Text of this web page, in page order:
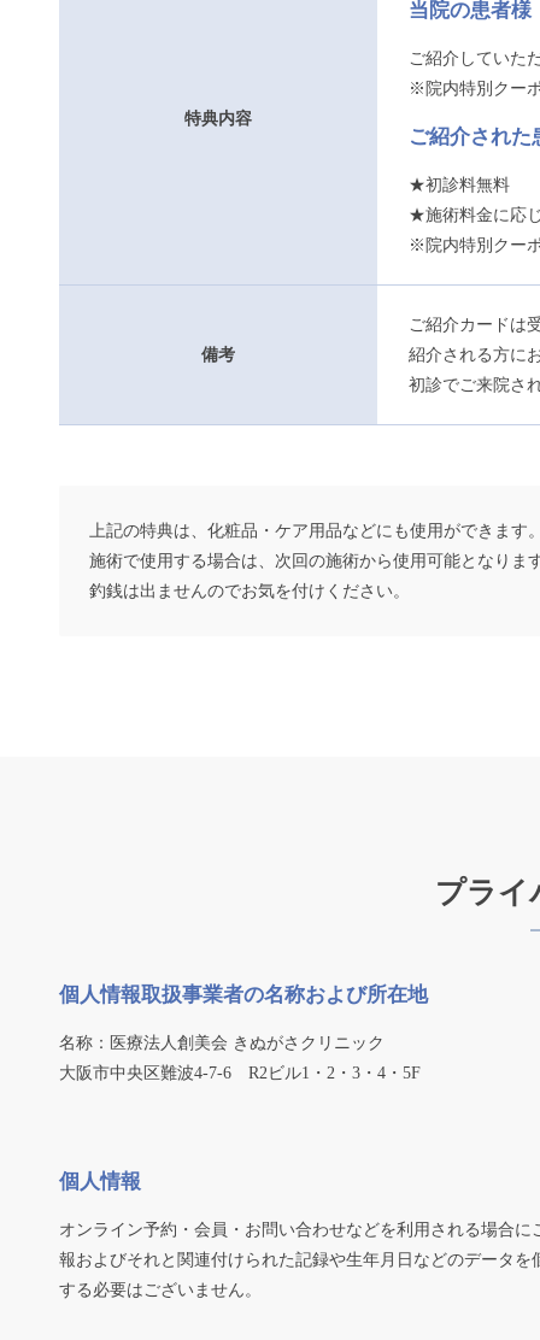
特典内容
当院の患者様
ご紹介していた
※院内特別クー
ご紹介された
★初診料無料
★施術料金に応
※院内特別クー
備考
ご紹介カードは
紹介される方に
初診でご来院さ
上記の特典は、化粧品・ケア用品などにも使用ができます
施術で使用する場合は、次回の施術から使用可能となりま
釣銭は出ませんのでお気を付けください。
プライ
個人情報取扱事業者の名称および所在地
名称：医療法人創美会 きぬがさクリニック
大阪市中央区難波4-7-6 R2ビル1・2・3・4・5F
個人情報
オンライン予約・会員・お問い合わせなどを利用される場合
報およびそれと関連付けられた記録や生年月日などのデータ
する必要はございません。